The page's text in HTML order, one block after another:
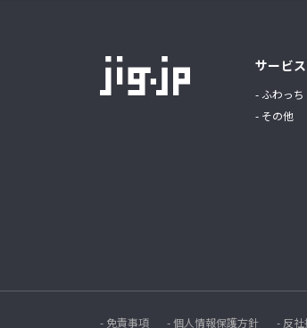
サービス
- ふわっち
- その他
- 免責事項 - 個人情報保護方針 - 反